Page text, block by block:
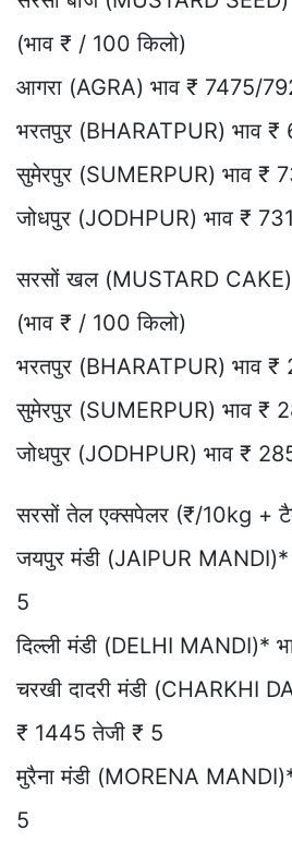
(भाव ₹ / 100 किलो)
आगरा (AGRA) भाव ₹ 7475/
भरतपुर (BHARATPUR) भाव
सुमेरपुर (SUMERPUR) भाव ₹
जोधपुर (JODHPUR) भाव ₹
सरसों खल (MUSTARD CAKE)
(भाव ₹ / 100 किलो)
भरतपुर (BHARATPUR) भाव
सुमेरपुर (SUMERPUR) भाव ₹
जोधपुर (JODHPUR) भाव ₹
सरसों तेल एक्सपेलर (₹/10kg +
जयपुर मंडी (JAIPUR MANDI)*
5
दिल्ली मंडी (DELHI MANDI)*
चरखी दादरी मंडी (CHARKHI
₹ 1445 तेजी ₹ 5
मुरैना मंडी (MORENA
5